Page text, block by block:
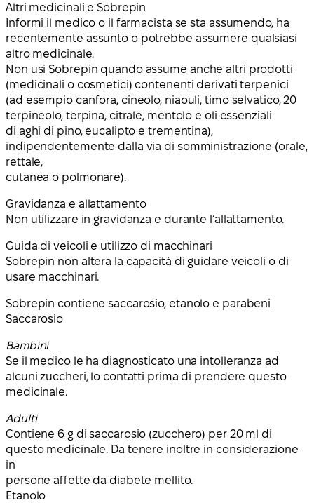
Altri medicinali e Sobrepin
Informi il medico o il farmacista se sta assumendo, ha
recentemente assunto o potrebbe assumere qualsiasi
altro medicinale.
Non usi Sobrepin quando assume anche altri prodotti
(medicinali o cosmetici) contenenti derivati terpenici
(ad esempio canfora, cineolo, niaouli, timo selvatico, 20
terpineolo, terpina, citrale, mentolo e oli essenziali
di aghi di pino, eucalipto e trementina),
indipendentemente dalla via di somministrazione (orale,
rettale,
cutanea o polmonare).
Gravidanza e allattamento
Non utilizzare in gravidanza e durante l’allattamento.
Guida di veicoli e utilizzo di macchinari
Sobrepin non altera la capacità di guidare veicoli o di
usare macchinari.
Sobrepin contiene saccarosio, etanolo e parabeni
Saccarosio
Bambini
Se il medico le ha diagnosticato una intolleranza ad
alcuni zuccheri, lo contatti prima di prendere questo
medicinale.
Adulti
Contiene 6 g di saccarosio (zucchero) per 20 ml di
questo medicinale. Da tenere inoltre in considerazione
in
persone affette da diabete mellito.
Etanolo